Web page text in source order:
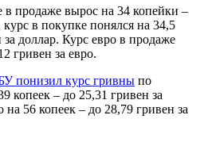
в продаже вырос на 34 копейки –
курс в покупке понялся на 34,5
доллар. Курс евро в продаже
гривен за евро.
понизил курс гривны по
копеек – до 25,31 гривен за
56 копеек – до 28,79 гривен за